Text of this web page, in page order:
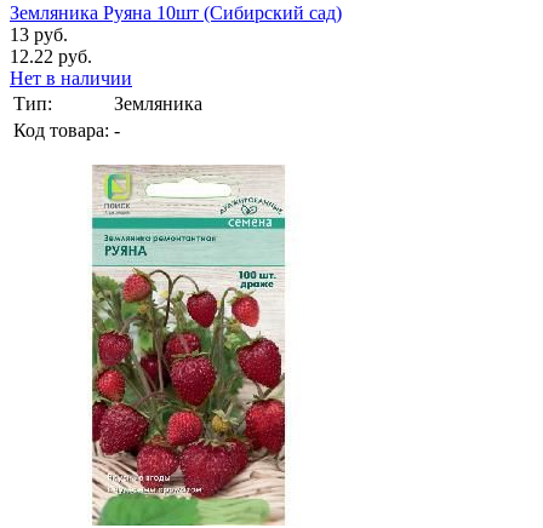
Земляника Руяна 10шт (Сибирский сад)
13 руб.
12.22 руб.
Нет в наличии
Тип:
Земляника
Код товара: -